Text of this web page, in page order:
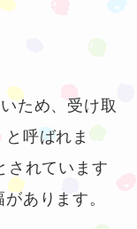
ため、受け取
呼ばれま
されています
あります。